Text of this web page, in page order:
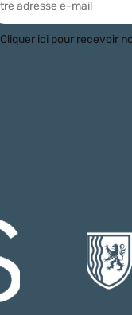
Cliquer ici pour recevoir